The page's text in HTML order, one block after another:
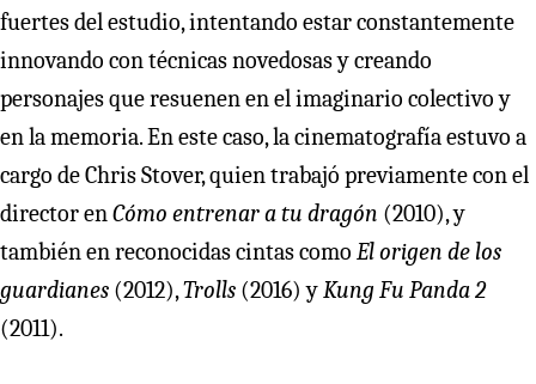
fuertes del estudio, intentando estar constantemente
innovando con técnicas novedosas y creando
personajes que resuenen en el imaginario colectivo y
en la memoria. En este caso, la cinematografía estuvo a
cargo de Chris Stover, quien trabajó previamente con el
director enCómo entrenar a tu dragón (2010), y
también en reconocidas cintas como El origen de los
guardianes (2012),Trolls (2016) yKung Fu Panda 2
(2011).